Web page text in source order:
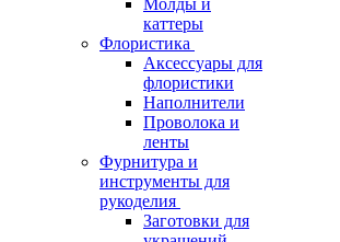
Молды и
каттеры
Флористика
Аксессуары для
флористики
Наполнители
Проволока и
ленты
Фурнитура и
инструменты для
рукоделия
Заготовки для